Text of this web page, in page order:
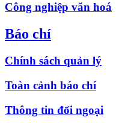
Công nghiệp văn hoá
Báo chí
Chính sách quản lý
Toàn cảnh báo chí
Thông tin đối ngoại